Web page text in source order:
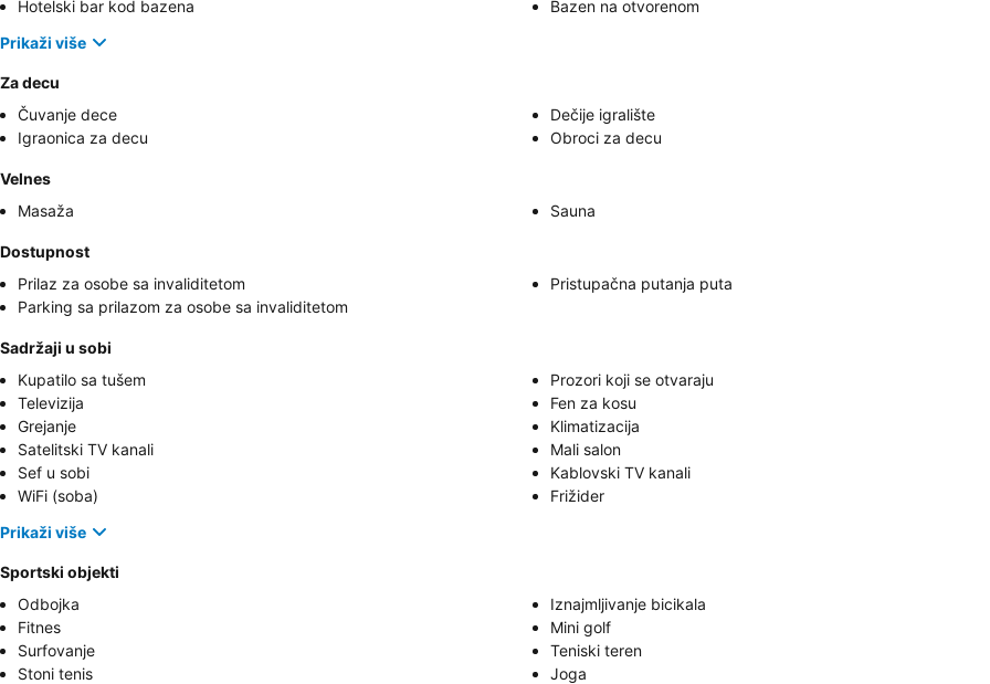
Hotelski bar kod bazena
Bazen na otvorenom
Prikaži više
Za decu
Čuvanje dece
Dečije igralište
Igraonica za decu
Obroci za decu
Velnes
Masaža
Sauna
Dostupnost
Prilaz za osobe sa invaliditetom
Pristupačna putanja puta
Parking sa prilazom za osobe sa invaliditetom
Sadržaji u sobi
Kupatilo sa tušem
Prozori koji se otvaraju
Televizija
Fen za kosu
Grejanje
Klimatizacija
Satelitski TV kanali
Mali salon
Sef u sobi
Kablovski TV kanali
WiFi (soba)
Frižider
Prikaži više
Sportski objekti
Odbojka
Iznajmljivanje bicikala
Fitnes
Mini golf
Surfovanje
Teniski teren
Stoni tenis
Joga